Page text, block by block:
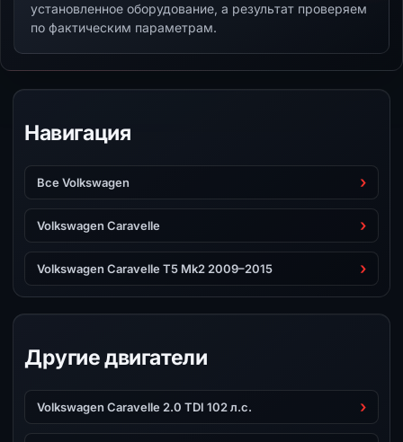
установленное оборудование, а результат проверяем
по фактическим параметрам.
Навигация
Все Volkswagen
Volkswagen Caravelle
Volkswagen Caravelle T5 Mk2 2009–2015
Другие двигатели
Volkswagen Caravelle 2.0 TDI 102 л.с.